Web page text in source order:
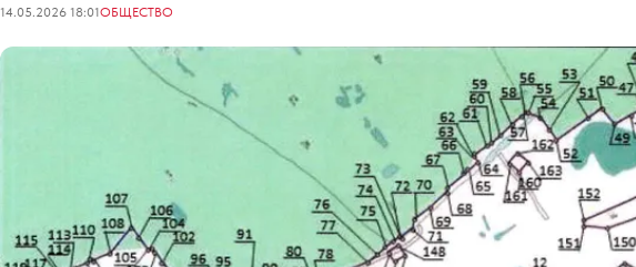
14.05.2026 18:01ОБЩЕСТВО